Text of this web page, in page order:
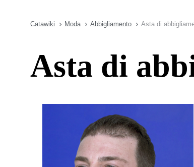
Catawiki Moda Abbigliamento Asta di
Asta di